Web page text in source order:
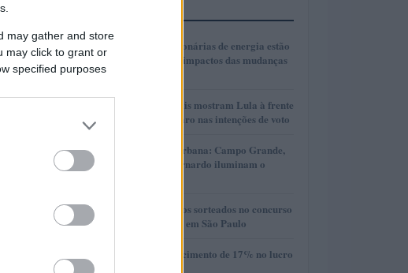
may gather and store
may click to grant or
specified purposes
1
Como as concessionárias de energia estão
se adaptando aos impactos das mudanças
climáticas
2
Pesquisas eleitorais mostram Lula à frente
de Flávio Bolsonaro nas intenções de voto
3
Transformação urbana: Campo Grande,
Cáceres e São Bernardo iluminam o
4
Confira os números sorteados no concurso
3754 da Lotofácil em São Paulo
5
Vivo divulga crescimento de 17% no lucro